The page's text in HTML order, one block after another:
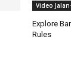
Video
Explore
Rules